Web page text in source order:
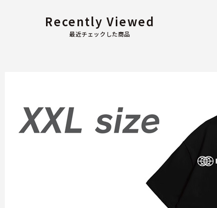
最近チェックした商品
Recently Viewed